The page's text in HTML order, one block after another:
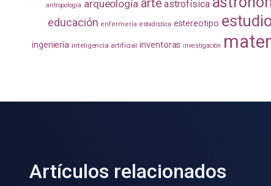
antropología arqueología arte astrofísica
educación enfermería estadistica estereotipo
ingeniería inteligencia artificial inventoras investigación
Artículos relacionados